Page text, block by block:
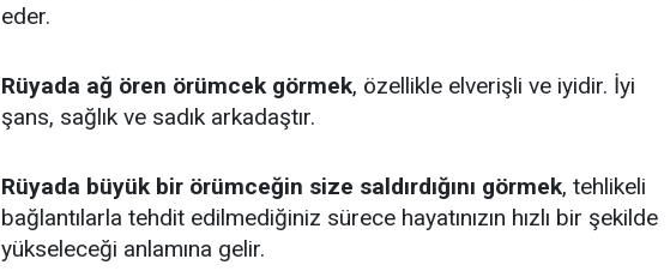
eder.
Rüyada ağ ören örümcek görmek, özellikle elverişli ve iyidir. İyi
şans, sağlık ve sadık arkadaştır.
Rüyada büyük bir örümceğin size saldırdığını görmek, tehlikeli
bağlantılarla tehdit edilmediğiniz sürece hayatınızın hızlı bir şekilde
yükseleceği anlamına gelir.